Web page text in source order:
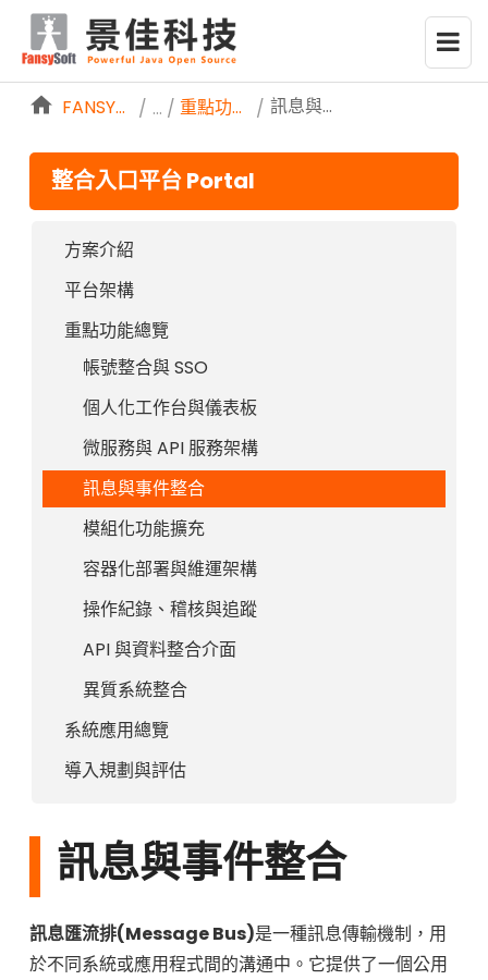
略過到內容
FANSYSOFTWEB / 重點功能總覽 / 訊息與事件整合
整合入口平台 Portal
方案介紹
平台架構
重點功能總覽
帳號整合與 SSO
個人化工作台與儀表板
微服務與 API 服務架構
訊息與事件整合
模組化功能擴充
容器化部署與維運架構
操作紀錄、稽核與追蹤
API 與資料整合介面
異質系統整合
系統應用總覽
導入規劃與評估
訊息與事件整合
訊息匯流排(Message Bus)是一種訊息傳輸機制，用
於不同系統或應用程式間的溝通中。它提供了一個公用